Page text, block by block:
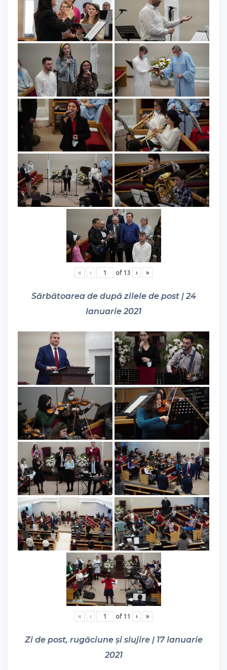
« ‹ of 13 › »
Sărbătoarea de după zilele de post | 24
Ianuarie 2021
« ‹ of 11 › »
Zi de post, rugăciune și slujire | 17 Ianuarie
2021